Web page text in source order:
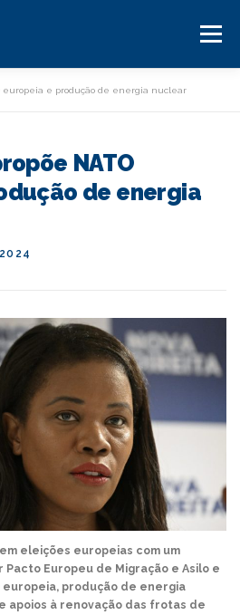
Menu
2025
europeia e produção de energia nuclear
NATO
de energia
eleições europeias com um
Europeu de Migração e Asilo e
europeia, produção de energia
apoios à renovação das frotas de